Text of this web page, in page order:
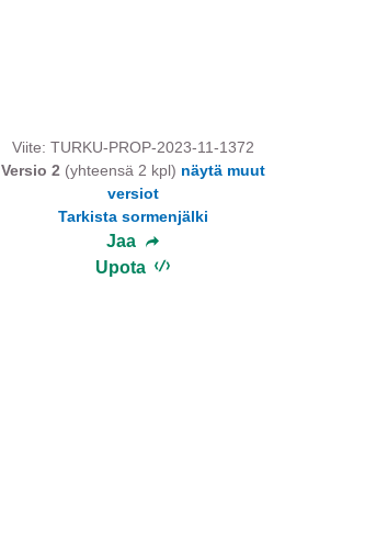
Viite: TURKU-PROP-2023-11-1372
Versio 2 (yhteensä 2 kpl) näytä muut
versiot
Tarkista sormenjälki
Jaa
Upota